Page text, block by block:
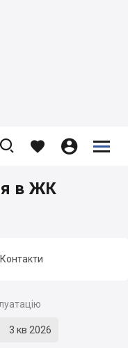
   


Контакти
в ЖК
3 кв 2026